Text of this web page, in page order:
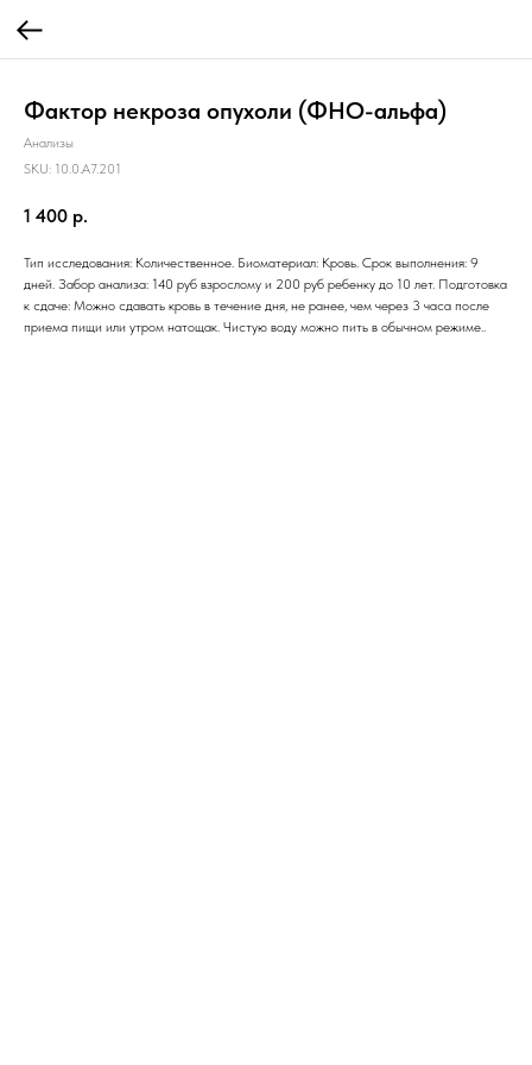
Фактор некроза опухоли (ФНО-альфа)
Анализы
SKU: 10.0.A7.201
1 400 р.
Тип исследования: Количественное. Биоматериал: Кровь. Срок выполнения: 9
дней. Забор анализа: 140 руб взрослому и 200 руб ребенку до 10 лет. Подготовка
к сдаче: Можно сдавать кровь в течение дня, не ранее, чем через 3 часа после
приема пищи или утром натощак. Чистую воду можно пить в обычном режиме..